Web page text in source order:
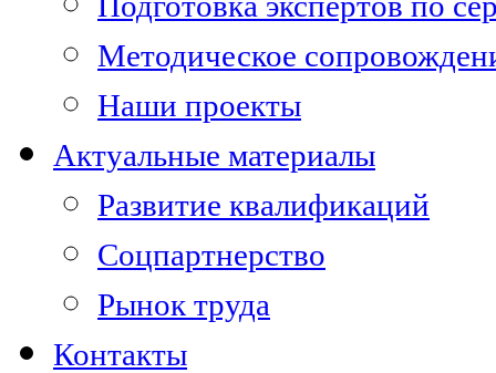
Методическое
Наши проекты
Актуальные материалы
Развитие квалификаций
Соцпартнерство
Рынок труда
Контакты